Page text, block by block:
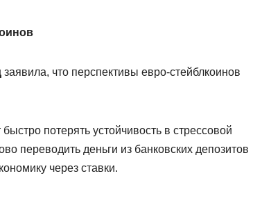
заявила, что перспективы евро-стейблкоинов
потерять устойчивость в стрессовой
переводить деньги из банковских депозитов
через ставки.